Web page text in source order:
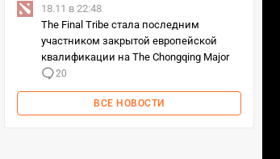
18.11 в 22:48
The Final Tribe стала последним
участником закрытой европейской
квалификации на The Chongqing Major
20
ВСЕ НОВОСТИ